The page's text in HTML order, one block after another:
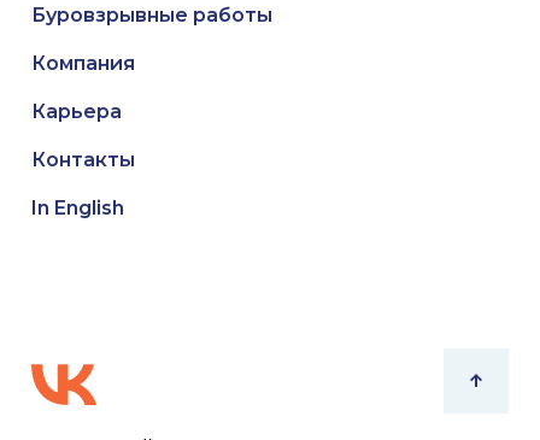
Буровзрывные работы
Компания
Карьера
Контакты
In English